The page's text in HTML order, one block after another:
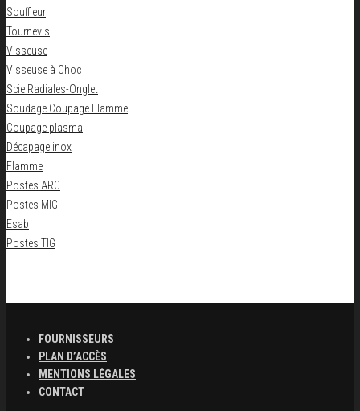
Souffleur
Tournevis
Visseuse
Visseuse à Choc
Scie Radiales-Onglet
Soudage Coupage Flamme
Coupage plasma
Décapage inox
Flamme
Postes ARC
Postes MIG
Esab
Postes TIG
FOURNISSEURS
PLAN D’ACCÈS
MENTIONS LÉGALES
CONTACT